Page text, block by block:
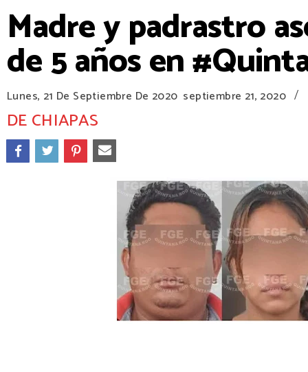
Madre y padrastro
de 5 años en
Lunes, 21 De Septiembre De 2020 septiembre 21, 2020 /
DE CHIAPAS